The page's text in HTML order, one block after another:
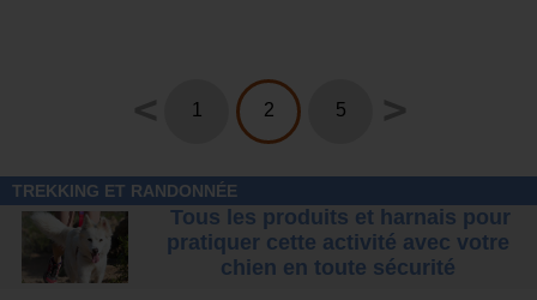
1 2 5
TREKKING ET RANDONNÉE
Tous les produits et harnais pour
pratiquer cette activité avec votre
chien en toute sécurité